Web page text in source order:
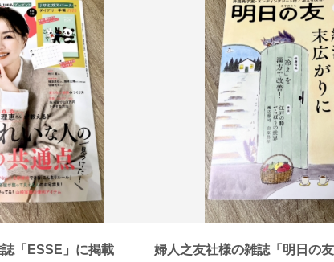
「ESSE」に掲載
婦人之友社様の雑誌「明日の